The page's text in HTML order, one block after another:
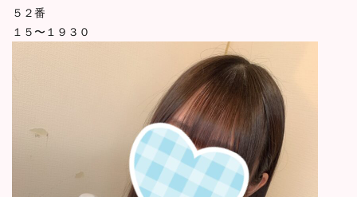
５２番
１５〜１９３０